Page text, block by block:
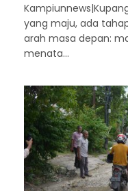
yang maju, ada
arah masa depan:
menata…